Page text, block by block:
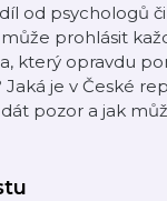
od psychologů
prohlásit
který opravdu
je v České
dát pozor a jak